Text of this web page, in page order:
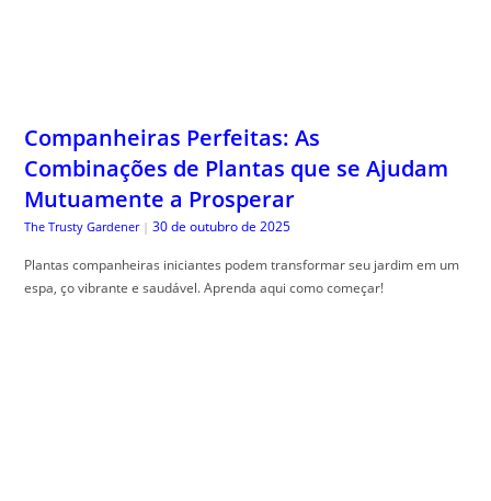
Companheiras Perfeitas: As
Combinações de Plantas que se Ajudam
Mutuamente a Prosperar
The Trusty Gardener | 30 de outubro de 2025
Plantas companheiras iniciantes podem transformar seu jardim em um
espa, ço vibrante e saudável. Aprenda aqui como começar!